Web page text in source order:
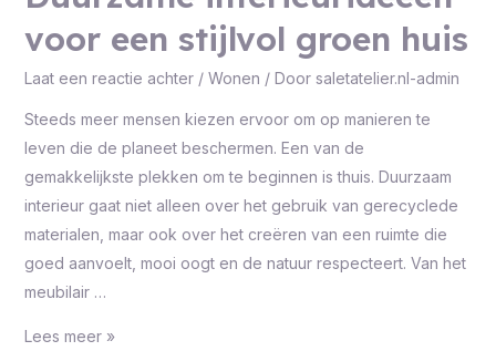
voor een stijlvol groen huis
Laat een reactie achter / Wonen / Door saletatelier.nl-admin
Steeds meer mensen kiezen ervoor om op manieren te
leven die de planeet beschermen. Een van de
gemakkelijkste plekken om te beginnen is thuis. Duurzaam
interieur gaat niet alleen over het gebruik van gerecyclede
materialen, maar ook over het creëren van een ruimte die
goed aanvoelt, mooi oogt en de natuur respecteert. Van het
meubilair …
Lees meer »